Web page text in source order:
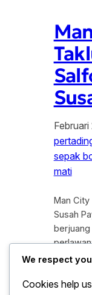
sepak
mati
Man
Susah
bawah,
datang
We respect
Cookies help